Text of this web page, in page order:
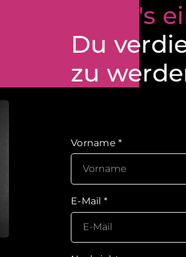
Mach's
Du
zu
Vorname *
E-Mail *